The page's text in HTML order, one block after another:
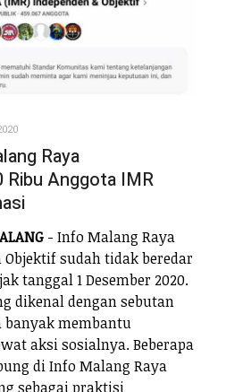
Raya
Ribu Anggota IMR
- Info Malang Raya
Objektif sudah tidak beredar
tanggal 1 Desember 2020.
dikenal dengan sebutan
membantu
aksi sosialnya. Beberapa
di Info Malang Raya
sebagai praktisi